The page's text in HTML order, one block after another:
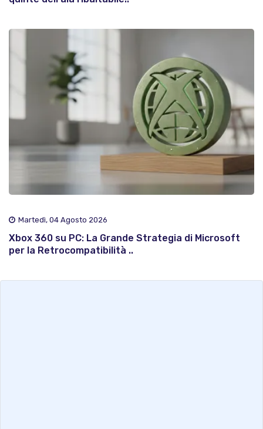
Martedì, 04 Agosto 2026
Xbox 360 su PC: La Grande Strategia di Microsoft
per la Retrocompatibilità ..